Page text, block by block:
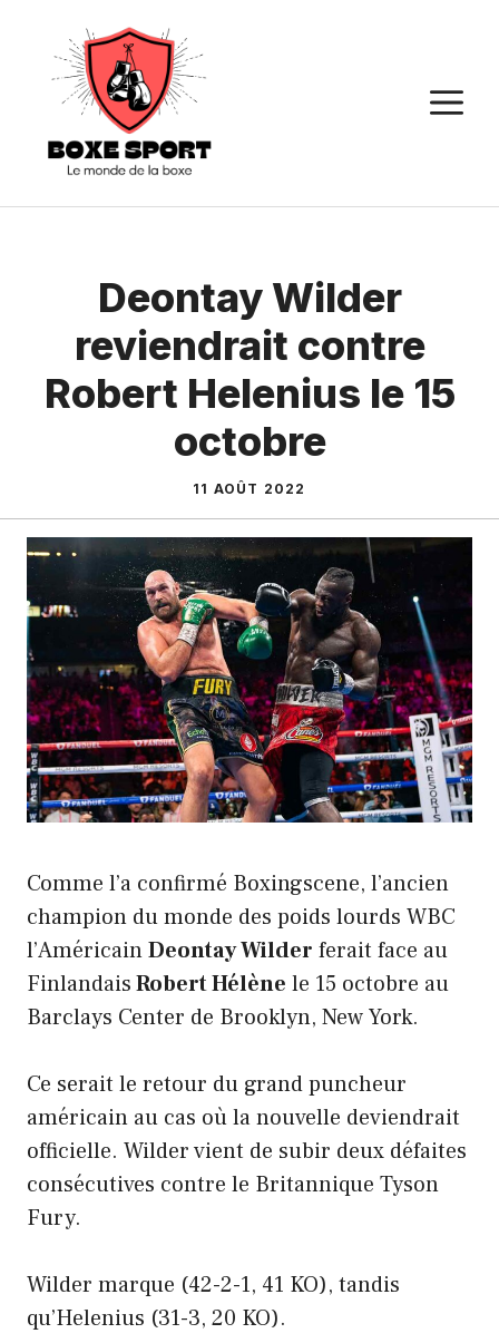
contenu
Deontay Wilder
reviendrait contre
Robert Helenius le 15
octobre
11 AOÛT 2022
Comme l’a confirmé Boxingscene, l’ancien
champion du monde des poids lourds WBC
l’AméricainDeontay Wilder ferait face au
FinlandaisRobert Hélène le 15 octobre au
Barclays Center de Brooklyn, New York.
Ce serait le retour du grand puncheur
américain au cas où la nouvelle deviendrait
officielle. Wilder vient de subir deux défaites
consécutives contre le Britannique Tyson
Fury.
Wilder marque (42-2-1, 41 KO), tandis
qu’Helenius (31-3, 20 KO).